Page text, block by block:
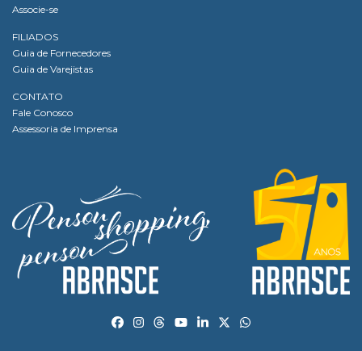
Associe-se
FILIADOS
Guia de Fornecedores
Guia de Varejistas
CONTATO
Fale Conosco
Assessoria de Imprensa